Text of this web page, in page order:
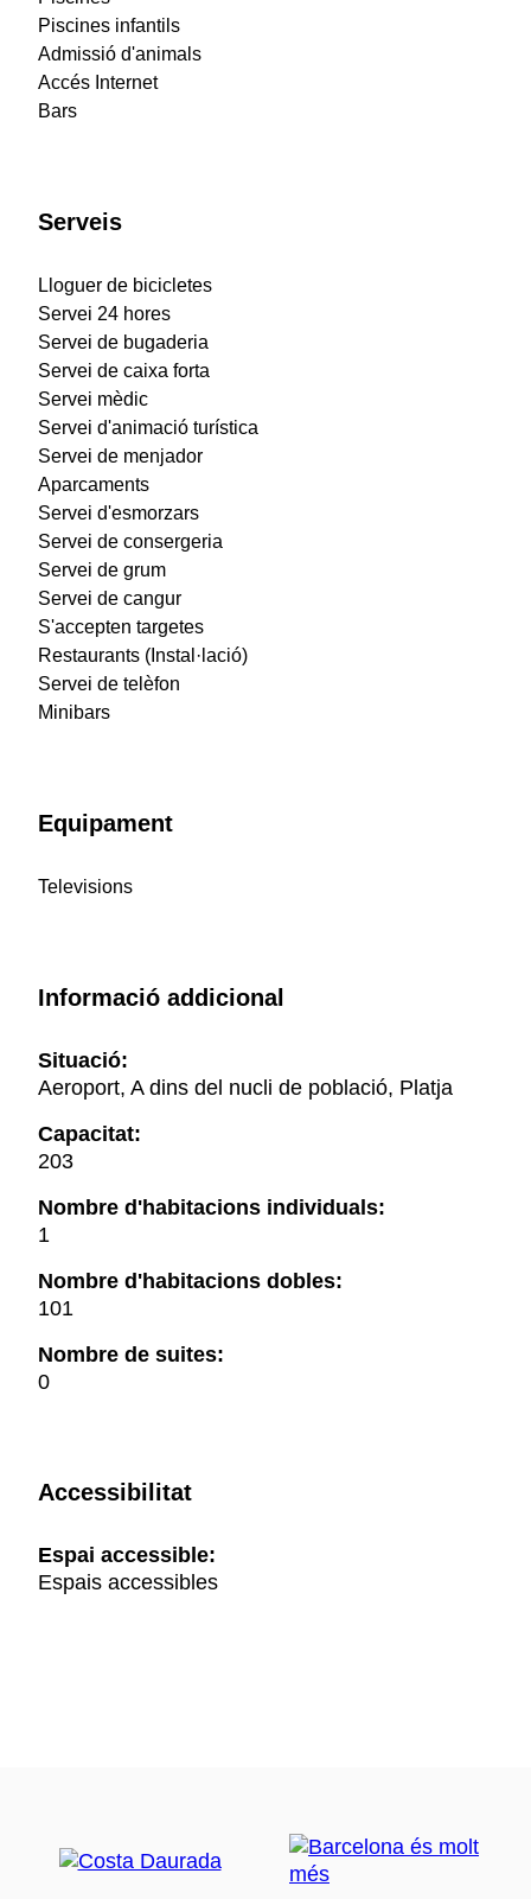
Piscines infantils
Admissió d'animals
Accés Internet
Bars
Serveis
Lloguer de bicicletes
Servei 24 hores
Servei de bugaderia
Servei de caixa forta
Servei mèdic
Servei d'animació turística
Servei de menjador
Aparcaments
Servei d'esmorzars
Servei de consergeria
Servei de grum
Servei de cangur
S'accepten targetes
Restaurants (Instal·lació)
Servei de telèfon
Minibars
Equipament
Televisions
Informació addicional
Situació:
Aeroport, A dins del nucli de població, Platja
Capacitat:
203
Nombre d'habitacions individuals:
1
Nombre d'habitacions dobles:
101
Nombre de suites:
0
Accessibilitat
Espai accessible:
Espais accessibles